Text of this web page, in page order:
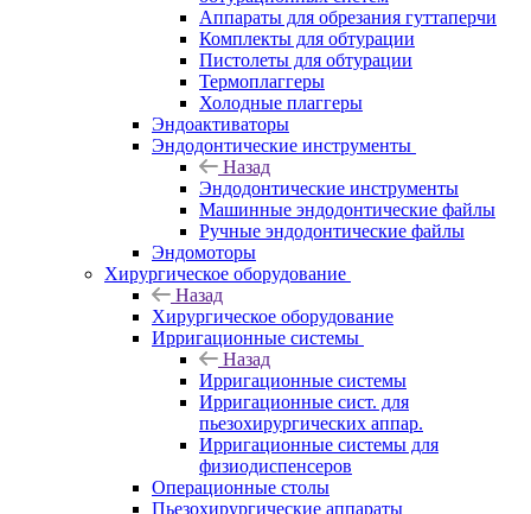
Аппараты для обрезания гуттаперчи
Комплекты для обтурации
Пистолеты для обтурации
Термоплаггеры
Холодные плаггеры
Эндоактиваторы
Эндодонтические инструменты
Назад
Эндодонтические инструменты
Машинные эндодонтические файлы
Ручные эндодонтические файлы
Эндомоторы
Хирургическое оборудование
Назад
Хирургическое оборудование
Ирригационные системы
Назад
Ирригационные системы
Ирригационные сист. для
пьезохирургических аппар.
Ирригационные системы для
физиодиспенсеров
Операционные столы
Пьезохирургические аппараты